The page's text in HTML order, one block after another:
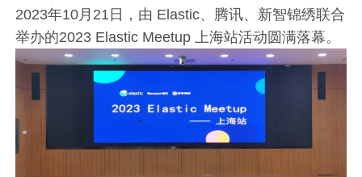
2023年10月21日，由 Elastic、腾讯、新智锦绣联合
举办的2023 Elastic Meetup 上海站活动圆满落幕。